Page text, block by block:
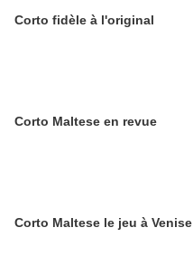
Corto fidèle à l'original
Corto Maltese en revue
Corto Maltese le jeu à Venise